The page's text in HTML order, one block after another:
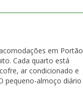
em Portão
ar condicionado e
pequeno-almoço diário